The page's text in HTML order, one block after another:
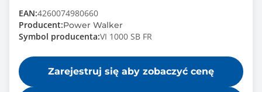
EAN:4260074980660
Producent:Power Walker
Symbol producenta:VI 1000 SB FR
Zarejestruj się aby zobaczyć cenę